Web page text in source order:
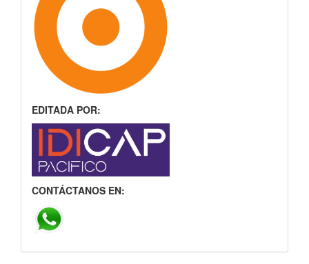
EDITADA POR:
CONTÁCTANOS EN: